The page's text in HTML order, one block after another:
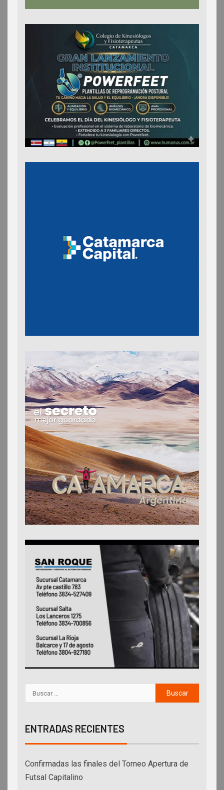
ENTRADAS RECIENTES
Confirmadas las finales del Torneo Apertura de
Futsal Capitalino